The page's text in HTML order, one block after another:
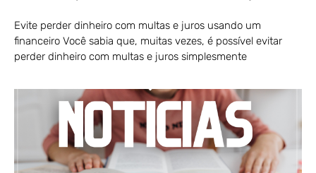
Evite perder dinheiro com multas e juros usando um
financeiro Você sabia que, muitas vezes, é possível evitar
perder dinheiro com multas e juros simplesmente